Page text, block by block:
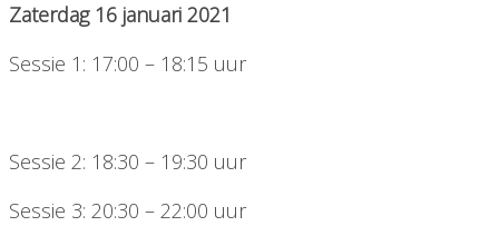
Zaterdag 16 januari 2021
Sessie 1: 17:00 – 18:15 uur
Sessie 2: 18:30 – 19:30 uur
Sessie 3: 20:30 – 22:00 uur